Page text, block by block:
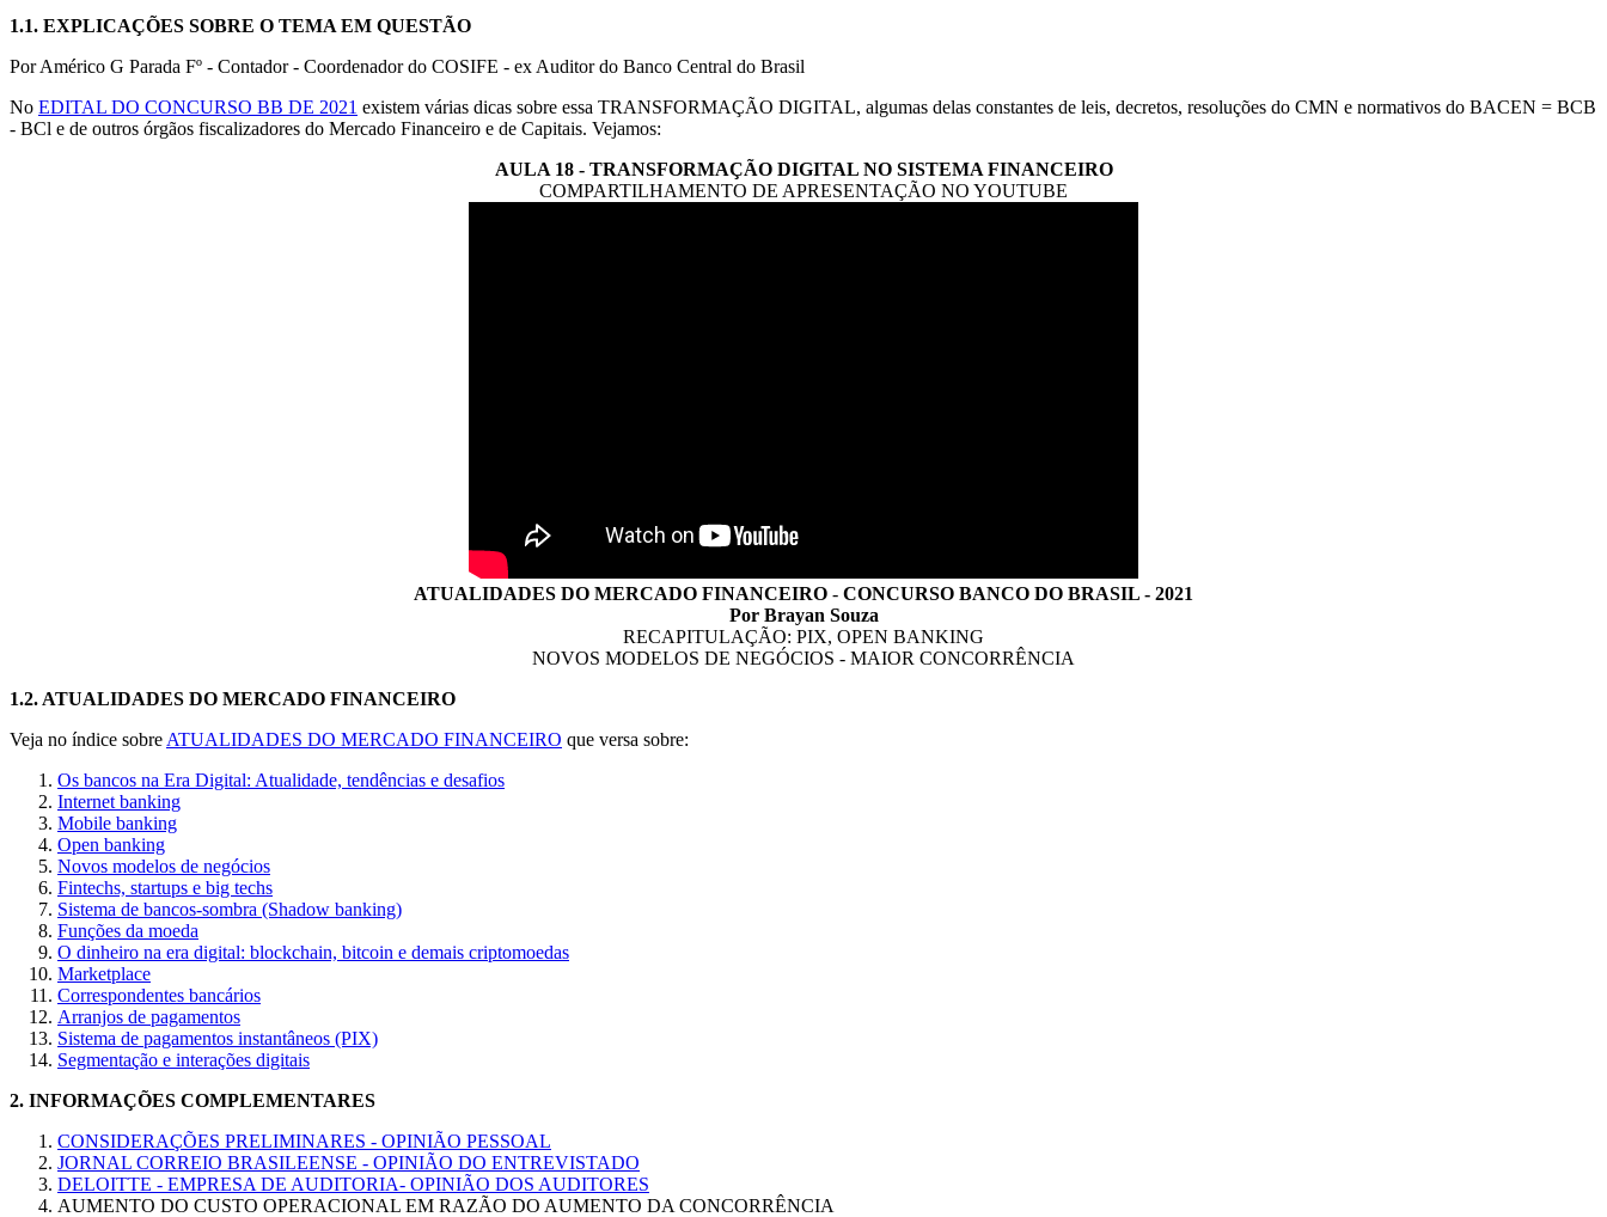
1.1. EXPLICAÇÕES SOBRE O TEMA EM QUESTÃO
Por Américo G Parada Fº - Contador - Coordenador do COSIFE - ex Auditor do Banco Central do Brasil
No EDITAL DO CONCURSO BB DE 2021 existem várias dicas sobre essa TRANSFORMAÇÃO DIGITAL, algumas delas constantes de leis, decretos, resoluções do CMN e normativos do BACEN = BCB
- BCl e de outros órgãos fiscalizadores do Mercado Financeiro e de Capitais. Vejamos:
AULA 18 - TRANSFORMAÇÃO DIGITAL NO SISTEMA FINANCEIRO
COMPARTILHAMENTO DE APRESENTAÇÃO NO YOUTUBE
ATUALIDADES DO MERCADO FINANCEIRO - CONCURSO BANCO DO BRASIL - 2021
Por Brayan Souza
RECAPITULAÇÃO: PIX, OPEN BANKING
NOVOS MODELOS DE NEGÓCIOS - MAIOR CONCORRÊNCIA
1.2. ATUALIDADES DO MERCADO FINANCEIRO
Veja no índice sobre ATUALIDADES DO MERCADO FINANCEIRO que versa sobre:
Os bancos na Era Digital: Atualidade, tendências e desafios
Internet banking
Mobile banking
Open banking
Novos modelos de negócios
Fintechs, startups e big techs
Sistema de bancos-sombra (Shadow banking)
Funções da moeda
O dinheiro na era digital: blockchain, bitcoin e demais criptomoedas
Marketplace
Correspondentes bancários
Arranjos de pagamentos
Sistema de pagamentos instantâneos (PIX)
Segmentação e interações digitais
2. INFORMAÇÕES COMPLEMENTARES
CONSIDERAÇÕES PRELIMINARES - OPINIÃO PESSOAL
JORNAL CORREIO BRASILEENSE - OPINIÃO DO ENTREVISTADO
DELOITTE - EMPRESA DE AUDITORIA- OPINIÃO DOS AUDITORES
AUMENTO DO CUSTO OPERACIONAL EM RAZÃO DO AUMENTO DA CONCORRÊNCIA